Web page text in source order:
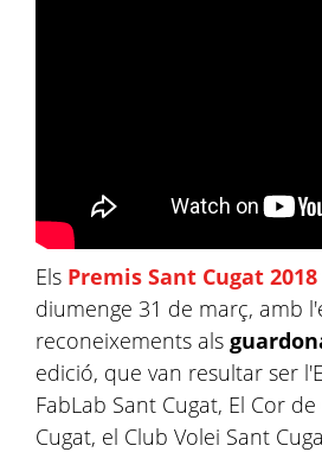
Els Premis Sant Cugat 2018
diumenge 31 de març, amb
reconeixements als
edició, que van resultar ser
FabLab Sant Cugat, El Cor
Cugat, el Club Volei Sant